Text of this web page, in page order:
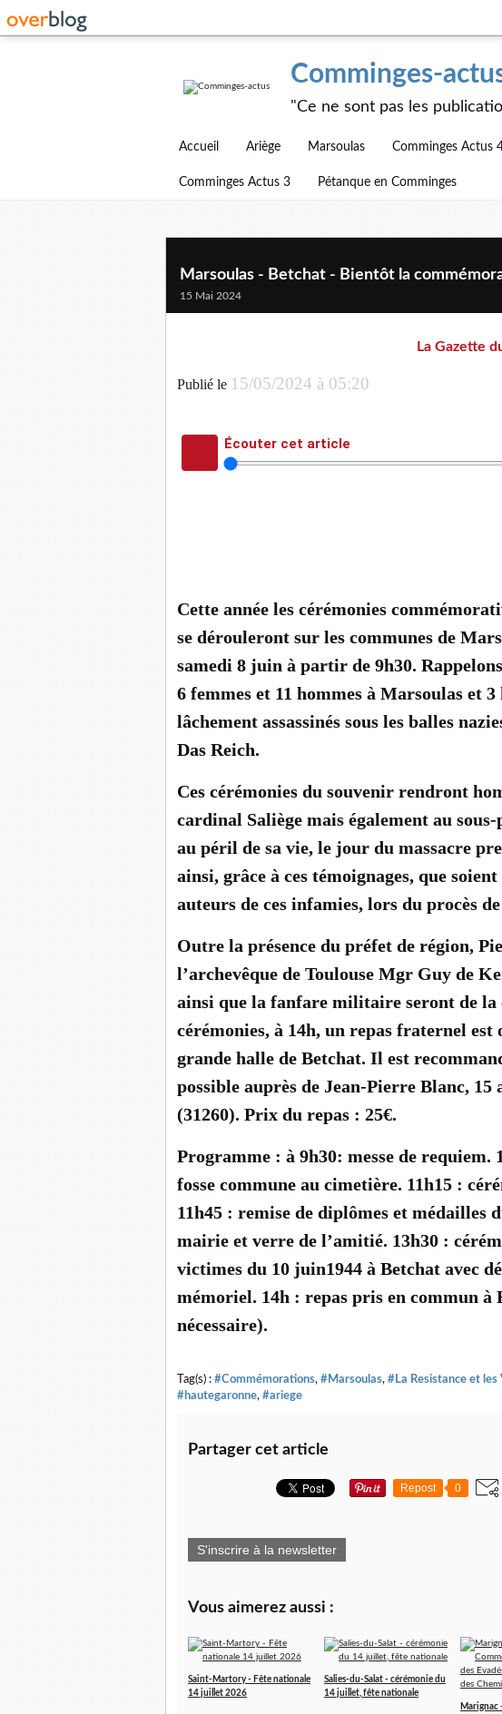
Comminges-
"Ce ne sont pas les
Accueil Ariège Marsoulas Comminges Actus
Comminges Actus 3 Pétanque en Comminges
Marsoulas - Betchat - Bientôt la
15 Mai 2024
La Gazette
Publié le 15/05/2024 à 05:20
Écouter cet article
Cette année les cérémonies
se dérouleront sur les communes de
samedi 8 juin à partir de 9h30.
6 femmes et 11 hommes à Marsoulas et
lâchement assassinés sous les balles
Das Reich.
Ces cérémonies du souvenir rendront
cardinal Saliège mais également au
au péril de sa vie, le jour du massacre
ainsi, grâce à ces témoignages, que
auteurs de ces infamies, lors du procès
Outre la présence du préfet de région,
l’archevêque de Toulouse Mgr Guy de
ainsi que la fanfare militaire seront de la
cérémonies, à 14h, un repas fraternel est
grande halle de Betchat. Il est
possible auprès de Jean-Pierre Blanc, 15
(31260). Prix du repas : 25€.
Programme : à 9h30: messe de
fosse commune au cimetière. 11h15 :
11h45 : remise de diplômes et médailles
mairie et verre de l’amitié. 13h30 :
victimes du 10 juin1944 à Betchat avec
mémoriel. 14h : repas pris en commun
nécessaire).
Tag(s) : #Commémorations, #Marsoulas, #La Resistance et les
#hautegaronne, #ariege
Partager cet article
Repost 0
S'inscrire à la newsletter
Vous aimerez aussi :
Saint-Martory - Fête nationale
14 juillet 2026
Salies-du-Salat - cérémonie du
14 juillet, fête nationale
Marignac